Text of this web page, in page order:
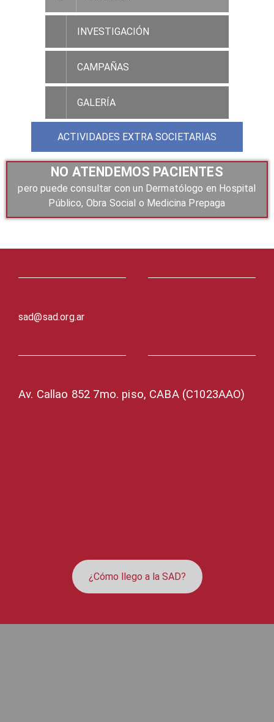
INVESTIGACIÓN
CAMPAÑAS
GALERÍA
ACTIVIDADES EXTRA SOCIETARIAS
NO ATENDEMOS PACIENTES
pero puede consultar con un Dermatólogo en Hospital
Público, Obra Social o Medicina Prepaga
sad@sad.org.ar
Av. Callao 852 7mo. piso, CABA (C1023AAO)
¿Cómo llego a la SAD?